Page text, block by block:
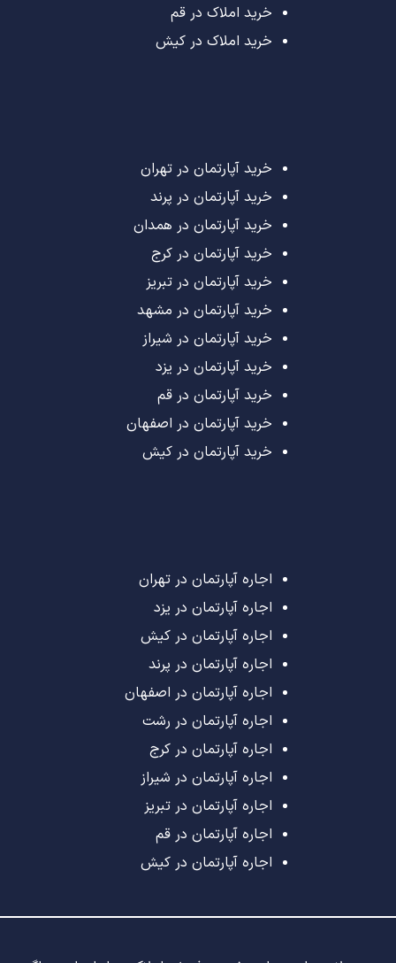
خرید املاک در قم
خرید املاک در کیش
خرید آپارتمان در تهران
خرید آپارتمان در پرند
خرید آپارتمان در همدان
خرید آپارتمان در کرج
خرید آپارتمان در تبریز
خرید آپارتمان در مشهد
خرید آپارتمان در شیراز
خرید آپارتمان در یزد
خرید آپارتمان در قم
خرید آپارتمان در اصفهان
خرید آپارتمان در کیش
اجاره آپارتمان در تهران
اجاره آپارتمان در یزد
اجاره آپارتمان در کیش
اجاره آپارتمان در پرند
اجاره آپارتمان در اصفهان
اجاره آپارتمان در رشت
اجاره آپارتمان در کرج
اجاره آپارتمان در شیراز
اجاره آپارتمان در تبریز
اجاره آپارتمان در قم
اجاره آپارتمان در کیش